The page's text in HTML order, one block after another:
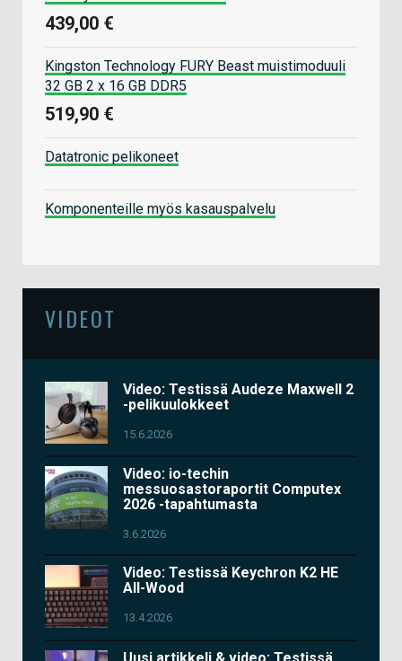
439,00 €
Kingston Technology FURY Beast muistimoduuli
32 GB 2 x 16 GB DDR5
519,90 €
Datatronic pelikoneet
Komponenteille myös kasauspalvelu
VIDEOT
Video: Testissä Audeze Maxwell 2
-pelikuulokkeet
15.6.2026
Video: io-techin
messuosastoraportit Computex
2026 -tapahtumasta
3.6.2026
Video: Testissä Keychron K2 HE
All-Wood
13.4.2026